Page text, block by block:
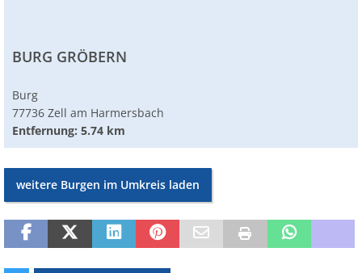
BURG GRÖBERN
Burg
77736 Zell am Harmersbach
Entfernung: 5.74 km
weitere Burgen im Umkreis laden